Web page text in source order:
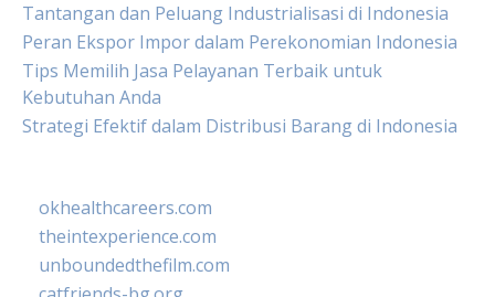
Tantangan dan Peluang Industrialisasi di Indonesia
Peran Ekspor Impor dalam Perekonomian Indonesia
Tips Memilih Jasa Pelayanan Terbaik untuk
Kebutuhan Anda
Strategi Efektif dalam Distribusi Barang di Indonesia
okhealthcareers.com
theintexperience.com
unboundedthefilm.com